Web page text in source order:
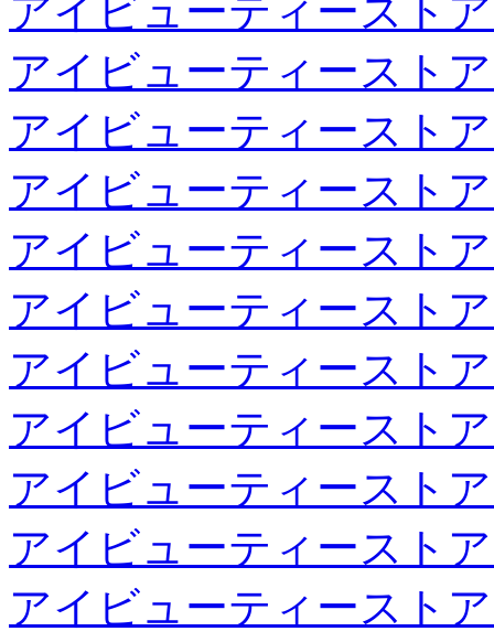
アイビューティースト
アイビューティースト
アイビューティースト
アイビューティースト
アイビューティースト
アイビューティースト
アイビューティースト
アイビューティースト
アイビューティースト
アイビューティースト
アイビューティースト